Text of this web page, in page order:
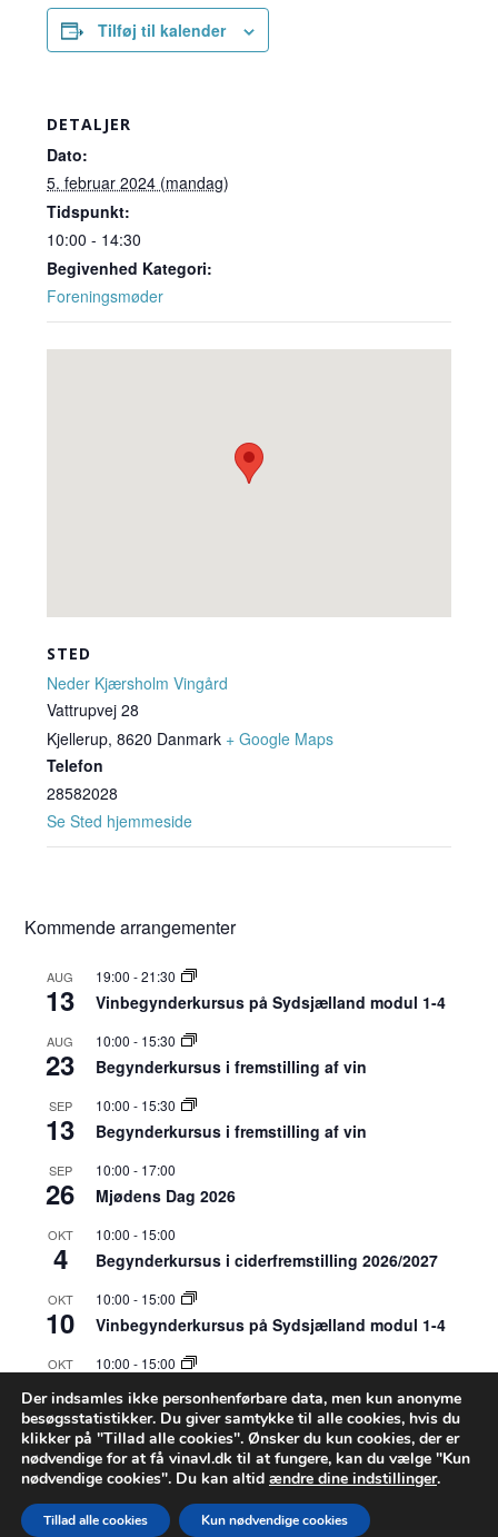
Tilføj til kalender
DETALJER
Dato:
5. februar 2024 (mandag)
Tidspunkt:
10:00 - 14:30
Begivenhed Kategori:
Foreningsmøder
STED
Neder Kjærsholm Vingård
Vattrupvej 28
Kjellerup, 8620 Danmark + Google Maps
Telefon
28582028
Se Sted hjemmeside
Kommende arrangementer
AUG
13
19:00 -21:30
Vinbegynderkursus på Sydsjælland modul 1-4
AUG
23
10:00 - 15:30
Begynderkursus i fremstilling af vin
SEP
13
10:00 - 15:30
Begynderkursus i fremstilling af vin
SEP
26
10:00 - 17:00
Mjødens Dag 2026
OKT
4
10:00 - 15:00
Begynderkursus i ciderfremstilling 2026/2027
OKT
10
10:00 - 15:00
Vinbegynderkursus på Sydsjælland modul 1-4
OKT
31
10:00 - 15:00
Vinbegynderkursus på Sydsjælland modul 1-4
APR
18
10:00-15:00
Vinbegynderkursus på Sydsjælland modul 1-4
Se kalenderen
Der indsamles ikke personhenførbare data, men kun anonyme
besøgsstatistikker. Du giver samtykke til alle cookies, hvis du
klikker på "Tillad alle cookies". Ønsker du kun cookies, der er
nødvendige for at få vinavl.dk til at fungere, kan du vælge "Kun
nødvendige cookies". Du kan altid ændre dine indstillinger.
Tillad alle cookies Kun nødvendige cookies